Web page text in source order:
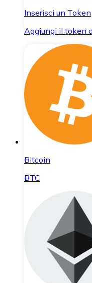
Inserisci un Token
Aggiungi il token
Bitcoin
BTC